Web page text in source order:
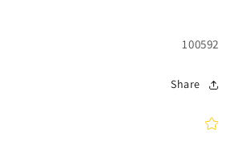
מק"ט:
100592
Share